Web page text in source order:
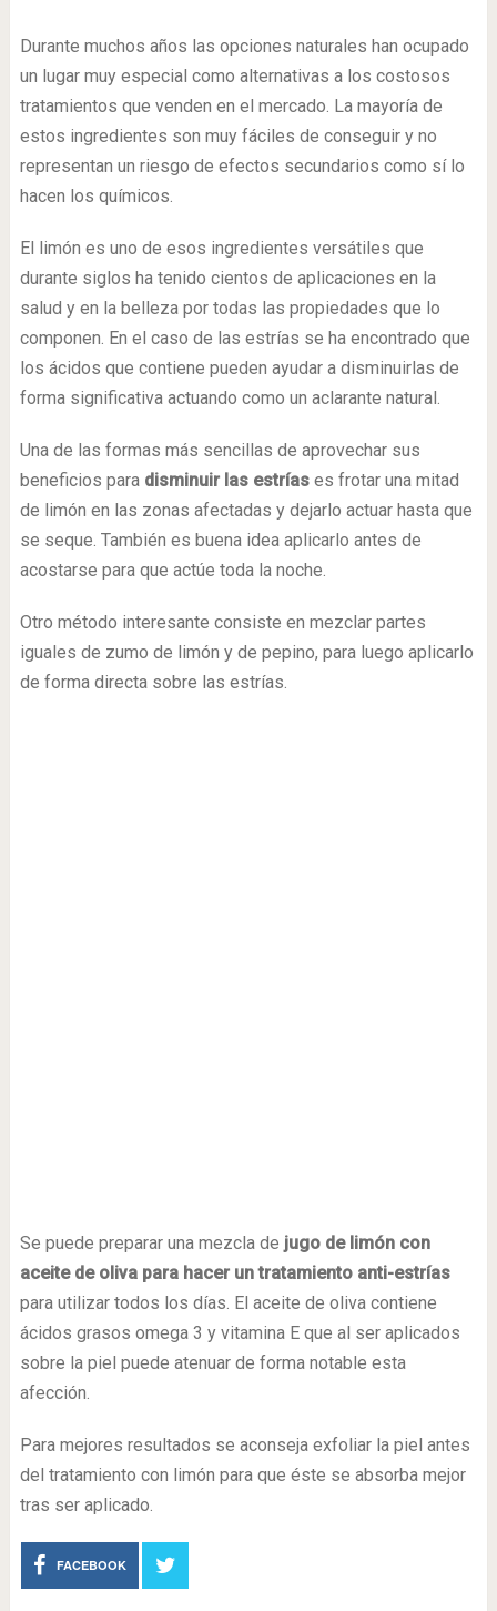
Durante muchos años las opciones naturales han ocupado
un lugar muy especial como alternativas a los costosos
tratamientos que venden en el mercado. La mayoría de
estos ingredientes son muy fáciles de conseguir y no
representan un riesgo de efectos secundarios como sí lo
hacen los químicos.
El limón es uno de esos ingredientes versátiles que
durante siglos ha tenido cientos de aplicaciones en la
salud y en la belleza por todas las propiedades que lo
componen. En el caso de las estrías se ha encontrado que
los ácidos que contiene pueden ayudar a disminuirlas de
forma significativa actuando como un aclarante natural.
Una de las formas más sencillas de aprovechar sus
beneficios para disminuir las estríases frotar una mitad
de limón en las zonas afectadas y dejarlo actuar hasta que
se seque. También es buena idea aplicarlo antes de
acostarse para que actúe toda la noche.
Otro método interesante consiste en mezclar partes
iguales de zumo de limón y de pepino, para luego aplicarlo
de forma directa sobre las estrías.
Se puede preparar una mezcla de jugo de limón con
aceite de oliva para hacer un tratamiento anti-estrías
para utilizar todos los días. El aceite de oliva contiene
ácidos grasos omega 3 y vitamina E que al ser aplicados
sobre la piel puede atenuar de forma notable esta
afección.
Para mejores resultados se aconseja exfoliar la piel antes
del tratamiento con limón para que éste se absorba mejor
tras ser aplicado.
FACEBOOK